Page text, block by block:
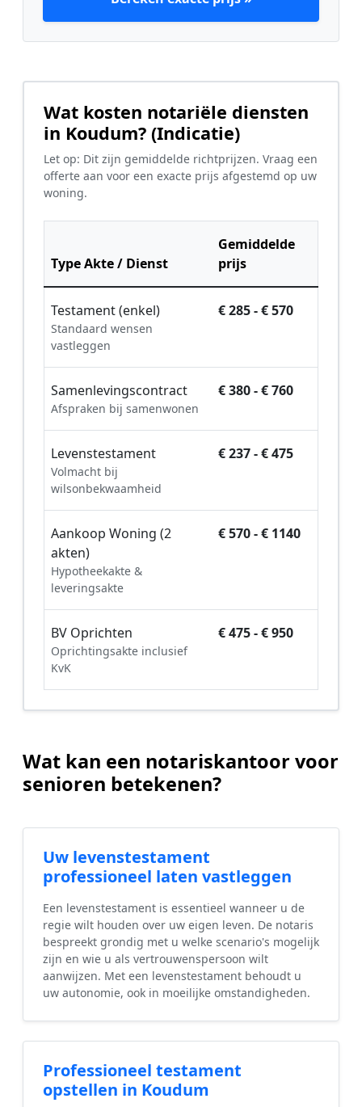
Wat kosten notariële diensten
in Koudum? (Indicatie)
Let op: Dit zijn gemiddelde richtprijzen. Vraag een
offerte aan voor een exacte prijs afgestemd op uw
woning.
Type Akte / Dienst
Gemiddelde
prijs
Testament (enkel)
Standaard wensen
vastleggen
€ 285 - € 570
Samenlevingscontract
Afspraken bij samenwonen
€ 380 - € 760
Levenstestament
Volmacht bij
wilsonbekwaamheid
€ 237 - € 475
Aankoop Woning (2
akten)
Hypotheekakte &
leveringsakte
€ 570 - € 1140
BV Oprichten
Oprichtingsakte inclusief
KvK
€ 475 - € 950
Wat kan een notariskantoor voor
senioren betekenen?
Uw levenstestament
professioneel laten vastleggen
Een levenstestament is essentieel wanneer u de
regie wilt houden over uw eigen leven. De notaris
bespreekt grondig met u welke scenario's mogelijk
zijn en wie u als vertrouwenspersoon wilt
aanwijzen. Met een levenstestament behoudt u
uw autonomie, ook in moeilijke omstandigheden.
Professioneel testament
opstellen in Koudum